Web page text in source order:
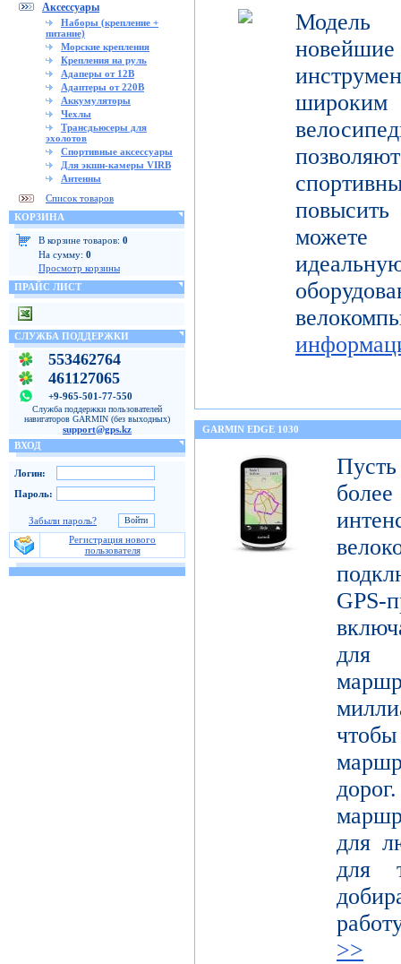
Аксессуары
Наборы (крепление +
питание)
Морские крепления
Крепления на руль
Адаперы от 12В
Адаптеры от 220В
Аккумуляторы
Чехлы
Трансдьюсеры для
эхолотов
Спортивные аксессуары
Для экшн-камеры VIRB
Антенны
Список товаров
КОРЗИНА
В корзине товаров: 0
На сумму: 0
Просмотр корзины
ПРАЙС ЛИСТ
СЛУЖБА ПОДДЕРЖКИ
553462764
461127065
+9-965-501-77-550
Служба поддержки пользователей
навигаторов GARMIN (без выходных)
support@gps.kz
ВХОД
Логин:
Пароль:
Забыли пароль?
Регистрация нового
пользователя
Модель
повысить
можете
GARMIN EDGE 1030
GPS-
для
для
для
>>